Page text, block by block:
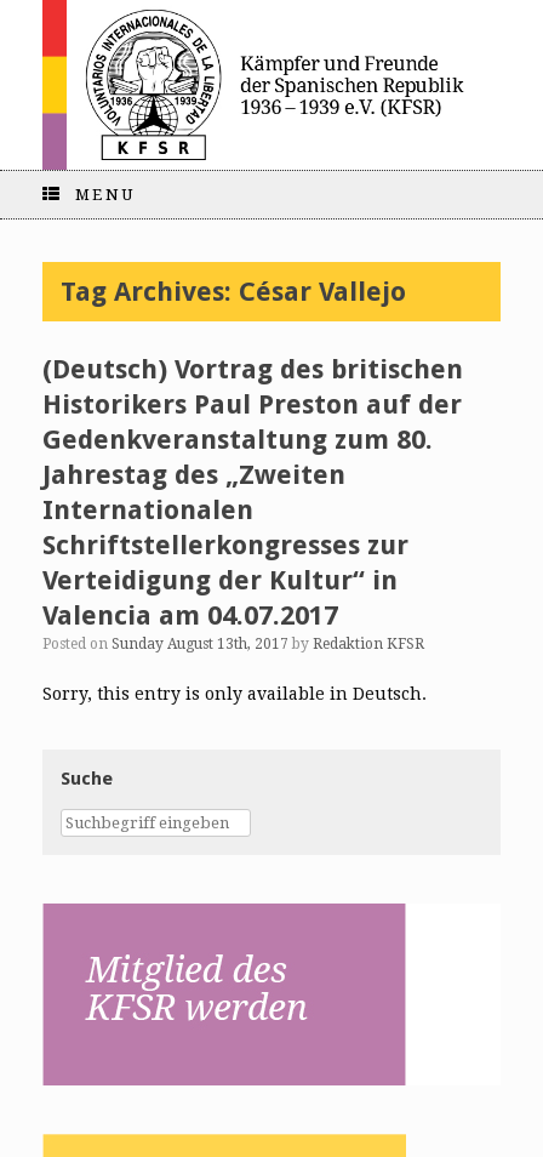
MENU
Tag Archives: César Vallejo
(Deutsch) Vortrag des britischen
Historikers Paul Preston auf der
Gedenkveranstaltung zum 80.
Jahrestag des „Zweiten
Internationalen
Schriftstellerkongresses zur
Verteidigung der Kultur“ in
Valencia am 04.07.2017
Posted on Sunday August 13th, 2017 by Redaktion KFSR
Sorry, this entry is only available in Deutsch.
Suche